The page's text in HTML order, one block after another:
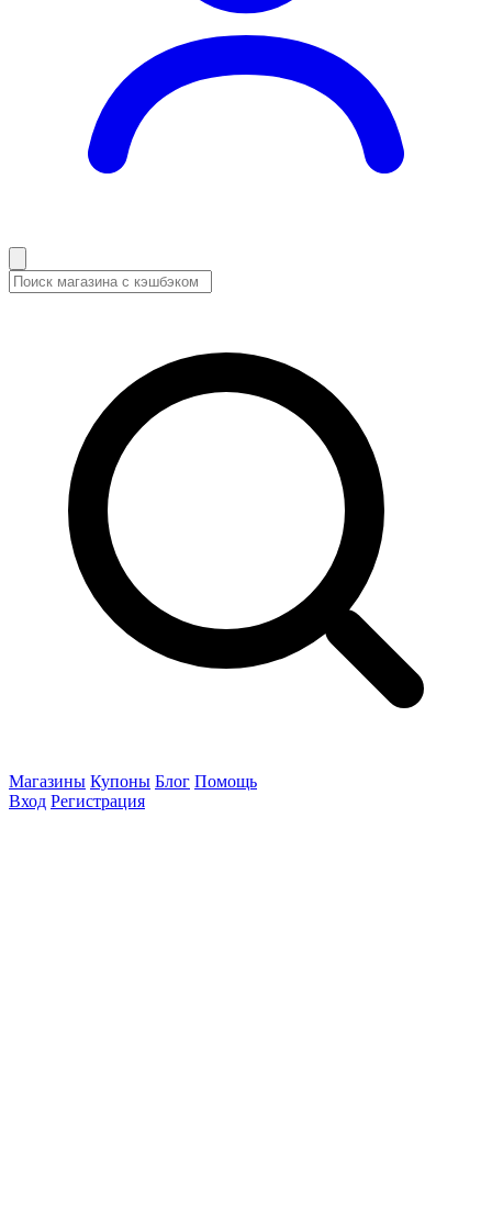
Магазины Купоны Блог Помощь
Вход Регистрация